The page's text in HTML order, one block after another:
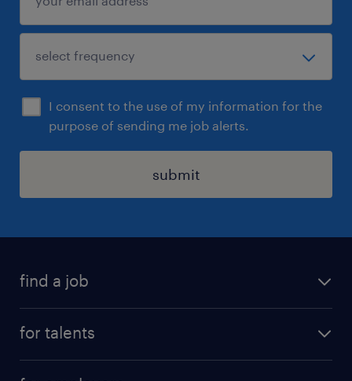
I consent to the use of my information for the
purpose of sending me job alerts.
submit
find a job
for talents